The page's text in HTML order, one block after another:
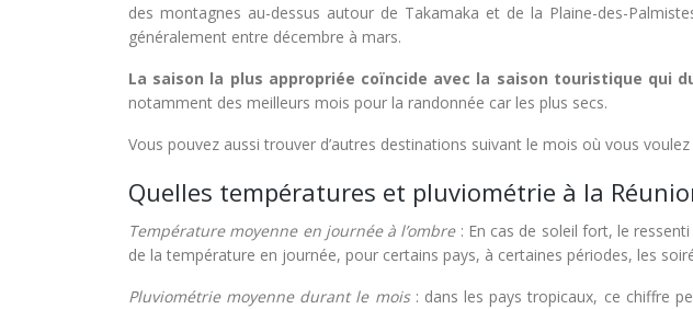
des montagnes au-dessus autour de Takamaka et de la Plaine-des-
généralement entre décembre à mars.
La saison la plus appropriée coïncide avec la saison touristique qui
notamment des meilleurs mois pour la randonnée car les plus secs.
Vous pouvez aussi trouver d’autres destinations suivant le mois où vous
Quelles températures et pluviométrie à la
Température moyenne en journée à l’ombre: En cas de soleil fort, le
de la température en journée, pour certains pays, à certaines périodes, les
Pluviométrie moyenne durant le mois: dans les pays tropicaux, ce chiffre